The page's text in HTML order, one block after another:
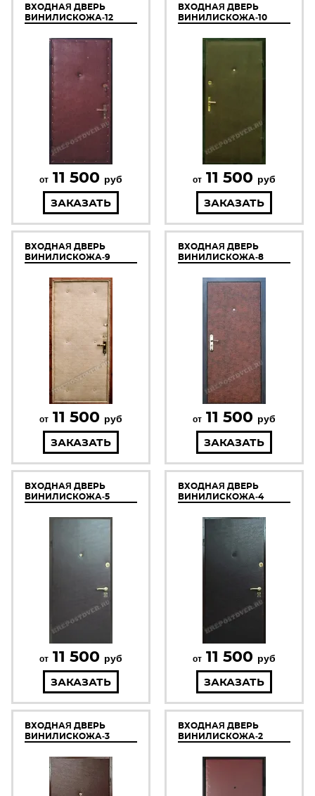
ВХОДНАЯ ДВЕРЬ
ВИНИЛИСКОЖА-12
от 11 500 руб
ЗАКАЗАТЬ
ВХОДНАЯ ДВЕРЬ
ВИНИЛИСКОЖА-10
от 11 500 руб
ЗАКАЗАТЬ
ВХОДНАЯ ДВЕРЬ
ВИНИЛИСКОЖА-9
от 11 500 руб
ЗАКАЗАТЬ
ВХОДНАЯ ДВЕРЬ
ВИНИЛИСКОЖА-8
от 11 500 руб
ЗАКАЗАТЬ
ВХОДНАЯ ДВЕРЬ
ВИНИЛИСКОЖА-5
от 11 500 руб
ЗАКАЗАТЬ
ВХОДНАЯ ДВЕРЬ
ВИНИЛИСКОЖА-4
от 11 500 руб
ЗАКАЗАТЬ
ВХОДНАЯ ДВЕРЬ
ВИНИЛИСКОЖА-3
ВХОДНАЯ ДВЕРЬ
ВИНИЛИСКОЖА-2